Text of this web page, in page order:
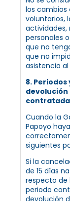
los cambios
voluntarios,
actividades,
personales
que no
que no
asistencia
8.
contratada
Cuando la
Papoyo
siguientes
Si la
de 15 días
respecto de
periodo
devolución